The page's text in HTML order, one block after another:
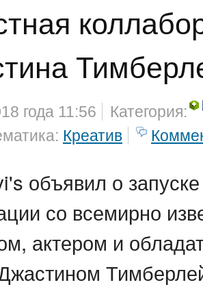
года 11:56
Категория:
Креатив
объявил о
со всемирно
актером и